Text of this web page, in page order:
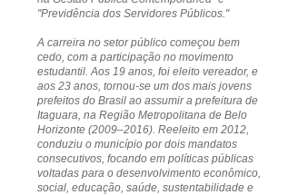
"Previdência dos Servidores Públicos."
A carreira no setor público começou bem
cedo, com a participação no movimento
estudantil. Aos 19 anos, foi eleito vereador, e
aos 23 anos, tornou-se um dos mais jovens
prefeitos do Brasil ao assumir a prefeitura de
Itaguara, na Região Metropolitana de Belo
Horizonte (2009–2016). Reeleito em 2012,
conduziu o município por dois mandatos
consecutivos, focando em políticas públicas
voltadas para o desenvolvimento econômico,
social, educação, saúde, sustentabilidade e